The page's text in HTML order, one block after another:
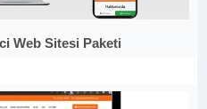
Web Sitesi Paketi